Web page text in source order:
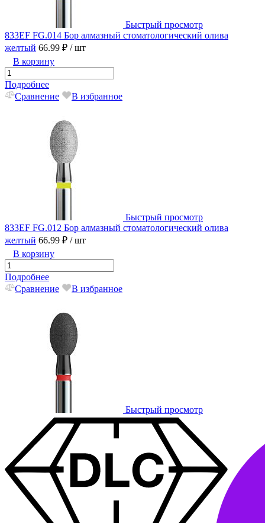
Быстрый просмотр
833EF FG.014 Бор алмазный стоматологический олива
желтый 66.99 ₽ / шт
В корзину
Подробнее
Сравнение
В избранное
Быстрый просмотр
833EF FG.012 Бор алмазный стоматологический олива
желтый 66.99 ₽ / шт
В корзину
Подробнее
Сравнение
В избранное
Быстрый просмотр